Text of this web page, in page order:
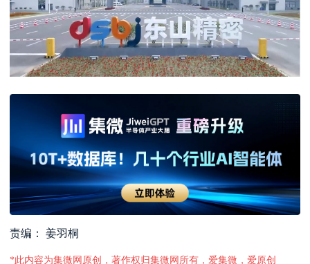
责编： 姜羽桐
*此内容为集微网原创，著作权归集微网所有，爱集微，爱原创